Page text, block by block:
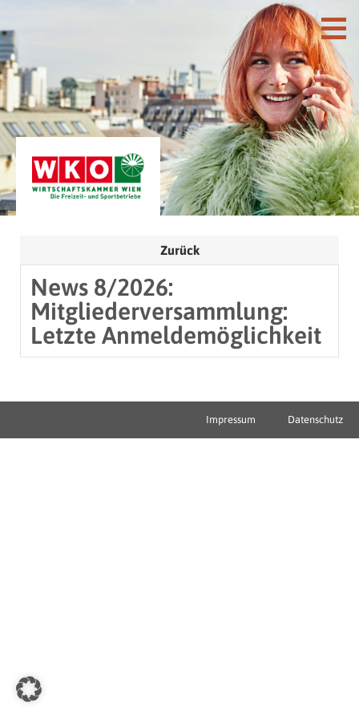
Zurück
News 8/2026:
Mitgliederversammlung:
Letzte Anmeldemöglichkeit
Impressum Datenschutz